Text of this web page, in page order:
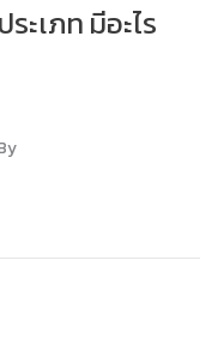
ะเภท มีอะไร